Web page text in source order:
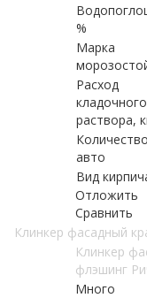
%
Марка
Расход
кладочного
раствора,
авто
Вид
Отложить
Сравнить
Клинкер фасадный
Клинкер
флэшинг
Много